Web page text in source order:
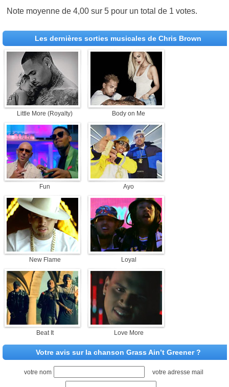
Note moyenne de4,00 sur5 pour un total de 1 votes.
Les dernières sorties musicales de Chris Brown
Little More (Royalty) Body on Me
Fun Ayo
New Flame Loyal
Beat It Love More
Votre avis sur la chanson Grass Ain’t Greener ?
votre nom votre adresse mail